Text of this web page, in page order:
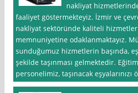
nakliyat
faaliyet göstermekteyiz. İzmir ve
nakliyat sektöründe kaliteli
memnuniyetine odaklanmaktayız.
sunduğumuz hizmetlerin başında,
şekilde taşınması gelmektedir.
personelimiz, taşınacak eşyalarınızı